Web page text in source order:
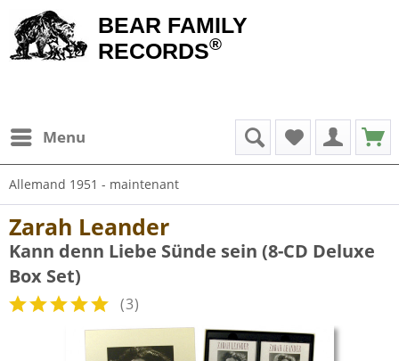
BEAR FAMILY
RECORDS®
Menu
Allemand 1951 - maintenant
Zarah Leander
Kann denn Liebe Sünde sein (8-CD Deluxe
Box Set)
(3)